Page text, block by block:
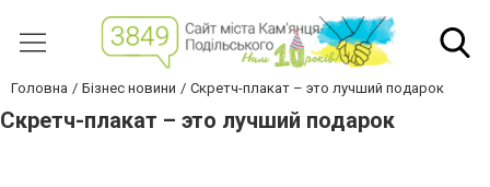
Головна Бізнес новини Скретч-плакат – это лучший подарок
Скретч-плакат – это лучший подарок